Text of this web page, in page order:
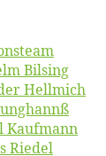
Bilsing
Hellmich
Kaufmann
Riedel